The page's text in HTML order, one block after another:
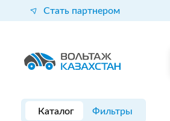
Стать партнером
Каталог Фильтры